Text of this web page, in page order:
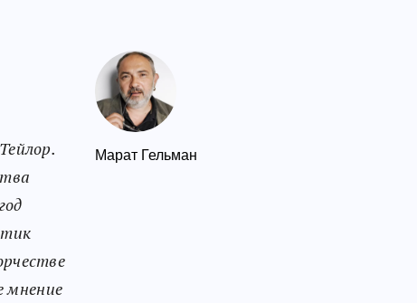
мнение
Марат Гельман